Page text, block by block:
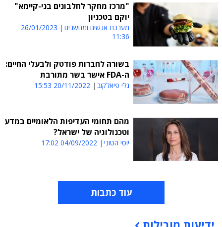
"מרכז מחקר לחלבונים בני-קיימא"
יוקם בטכניון
מערכת אנשים ומחשבים
26/01/2023
11:36
בשורה לחברות פודטק ולבעלי החיים:
ה-FDA אישר בשר מתורבת
גלי פיאלקוב 20/11/2022 15:53
מהם תחומי העדיפות הלאומיים במדע
וטכנולוגיה של ישראל?
יוסי הטוני 04/09/2022 17:02
עוד כתבות